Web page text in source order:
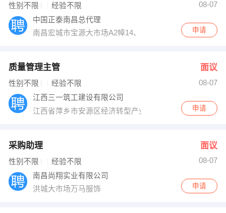
性别不限 经验不限
08-07
中国正泰南昌总代理
南昌宏城市宝源大市场A2幛14、15号
申请
质量管理主管 面议
性别不限 经验不限
08-07
江西三一筑工建设有限公司
江西省萍乡市安源区经济转型产业基地金光大道西侧D-2-
申请
采购助理 面议
性别不限 经验不限
08-07
南昌尚翔实业有限公司
洪城大市场万马服饰
申请